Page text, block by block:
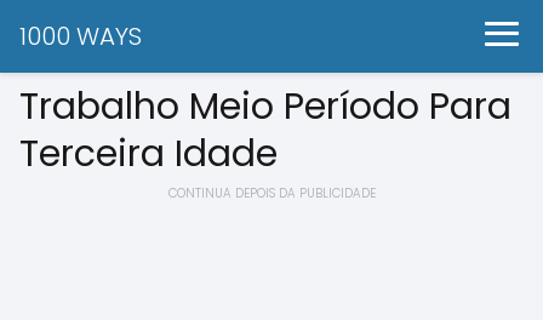
1000 WAYS
Trabalho Meio Período Para
Terceira Idade
CONTINUA DEPOIS DA PUBLICIDADE